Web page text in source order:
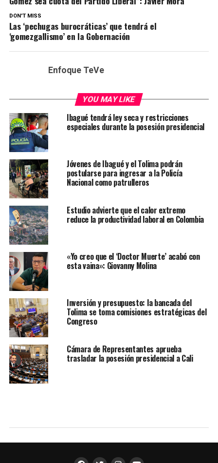
DON'T MISS
Las ‘pechugas burocráticas’ que tendrá el
‘gomezgallismo’ en la Gobernación
Enfoque TeVe
YOU MAY LIKE
Ibagué tendrá ley seca y restricciones
especiales durante la posesión presidencial
Jóvenes de Ibagué y el Tolima podrán
postularse para ingresar a la Policía
Nacional como patrulleros
Estudio advierte que el calor extremo
reduce la productividad laboral en Colombia
«Yo creo que el ‘Doctor Muerte’ acabó con
esta vaina»: Giovanny Molina
Inversión y presupuesto: la bancada del
Tolima se toma comisiones estratégicas del
Congreso
Cámara de Representantes aprueba
trasladar la posesión presidencial a Cali